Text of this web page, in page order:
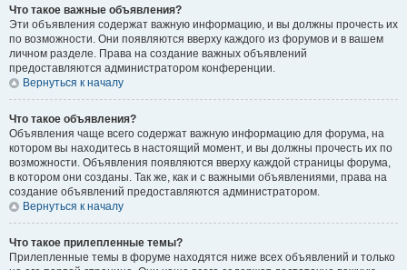
Что такое важные объявления?
Эти объявления содержат важную информацию, и вы должны прочесть их
по возможности. Они появляются вверху каждого из форумов и в вашем
личном разделе. Права на создание важных объявлений
предоставляются администратором конференции.
Вернуться к началу
Что такое объявления?
Объявления чаще всего содержат важную информацию для форума, на
котором вы находитесь в настоящий момент, и вы должны прочесть их по
возможности. Объявления появляются вверху каждой страницы форума,
в котором они созданы. Так же, как и с важными объявлениями, права на
создание объявлений предоставляются администратором.
Вернуться к началу
Что такое прилепленные темы?
Прилепленные темы в форуме находятся ниже всех объявлений и только